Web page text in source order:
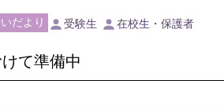
だより 受験生 在校生・保護者
て準備中